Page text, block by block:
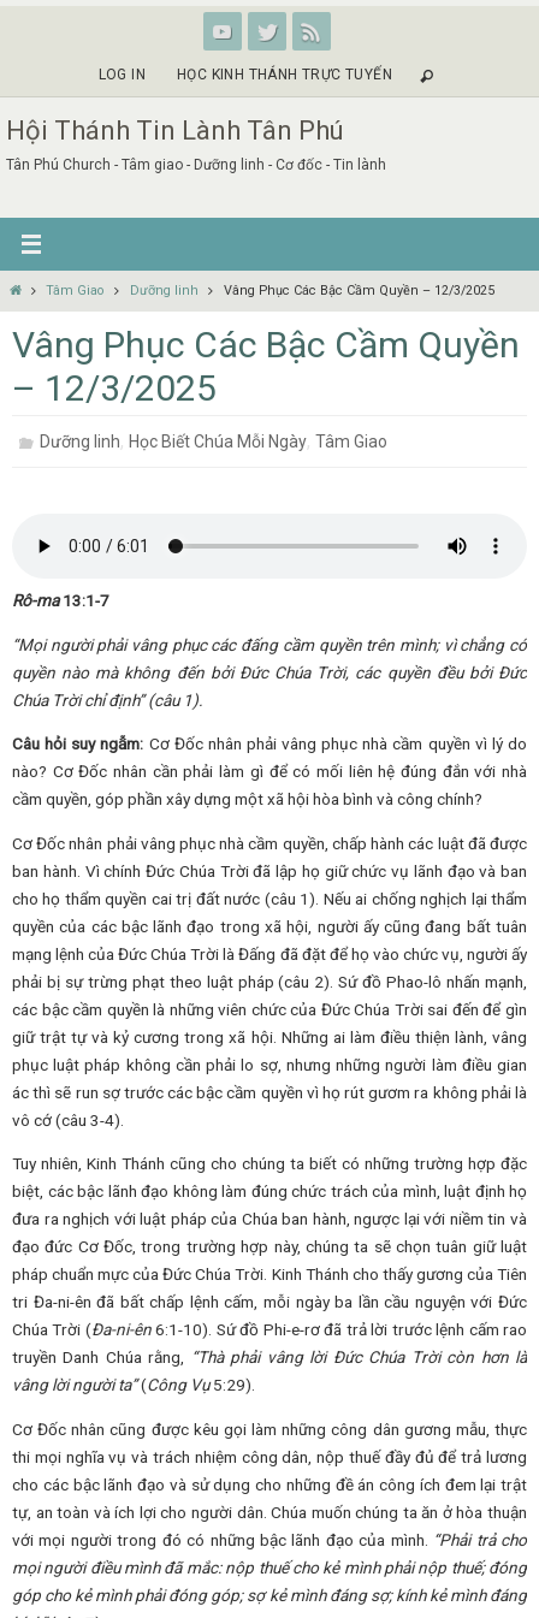
LOG IN HỌC KINH THÁNH TRỰC TUYẾN
Hội Thánh Tin Lành Tân Phú
Tân Phú Church - Tâm giao - Dưỡng linh - Cơ đốc - Tin lành
HomeTâm Giao Dưỡng linh Vâng Phục Các Bậc Cầm Quyền – 12/3/2025
Vâng Phục Các Bậc Cầm Quyền
– 12/3/2025
Dưỡng linh,Học Biết Chúa Mỗi Ngày,Tâm Giao
Rô-ma13:1-7
“Mọi người phải vâng phục các đấng cầm quyền trên mình; vì chẳng có
quyền nào mà không đến bởi Đức Chúa Trời, các quyền đều bởi Đức
Chúa Trời chỉ định” (câu 1).
Câu hỏi suy ngẫm: Cơ Đốc nhân phải vâng phục nhà cầm quyền vì lý do
nào? Cơ Đốc nhân cần phải làm gì để có mối liên hệ đúng đắn với nhà
cầm quyền, góp phần xây dựng một xã hội hòa bình và công chính?
Cơ Đốc nhân phải vâng phục nhà cầm quyền, chấp hành các luật đã được
ban hành. Vì chính Đức Chúa Trời đã lập họ giữ chức vụ lãnh đạo và ban
cho họ thẩm quyền cai trị đất nước (câu 1). Nếu ai chống nghịch lại thẩm
quyền của các bậc lãnh đạo trong xã hội, người ấy cũng đang bất tuân
mạng lệnh của Đức Chúa Trời là Đấng đã đặt để họ vào chức vụ, người ấy
phải bị sự trừng phạt theo luật pháp (câu 2). Sứ đồ Phao-lô nhấn mạnh,
các bậc cầm quyền là những viên chức của Đức Chúa Trời sai đến để gìn
giữ trật tự và kỷ cương trong xã hội. Những ai làm điều thiện lành, vâng
phục luật pháp không cần phải lo sợ, nhưng những người làm điều gian
ác thì sẽ run sợ trước các bậc cầm quyền vì họ rút gươm ra không phải là
vô cớ (câu 3-4).
Tuy nhiên, Kinh Thánh cũng cho chúng ta biết có những trường hợp đặc
biệt, các bậc lãnh đạo không làm đúng chức trách của mình, luật định họ
đưa ra nghịch với luật pháp của Chúa ban hành, ngược lại với niềm tin và
đạo đức Cơ Đốc, trong trường hợp này, chúng ta sẽ chọn tuân giữ luật
pháp chuẩn mực của Đức Chúa Trời. Kinh Thánh cho thấy gương của Tiên
tri Đa-ni-ên đã bất chấp lệnh cấm, mỗi ngày ba lần cầu nguyện với Đức
Chúa Trời (Đa-ni-ên6:1-10). Sứ đồ Phi-e-rơ đã trả lời trước lệnh cấm rao
truyền Danh Chúa rằng, “Thà phải vâng lời Đức Chúa Trời còn hơn là
vâng lời người ta”(CôngVụ5:29).
Cơ Đốc nhân cũng được kêu gọi làm những công dân gương mẫu, thực
thi mọi nghĩa vụ và trách nhiệm công dân, nộp thuế đầy đủ để trả lương
cho các bậc lãnh đạo và sử dụng cho những đề án công ích đem lại trật
tự, an toàn và ích lợi cho người dân. Chúa muốn chúng ta ăn ở hòa thuận
với mọi người trong đó có những bậc lãnh đạo của mình.
“Phải trả cho
mọi người điều mình đã mắc: nộp thuế cho kẻ mình phải nộp thuế; đóng
góp cho kẻ mình phải đóng góp; sợ kẻ mình đáng sợ; kính kẻ mình đáng